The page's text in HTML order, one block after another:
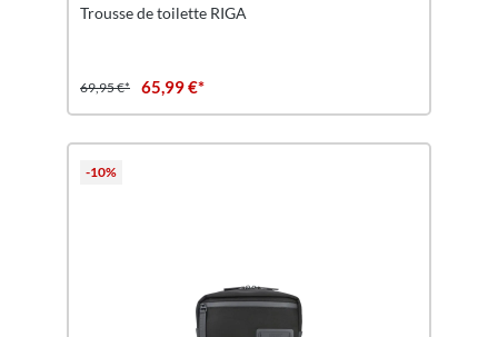
Trousse de toilette RIGA
69,95 €* 65,99 €*
-10%